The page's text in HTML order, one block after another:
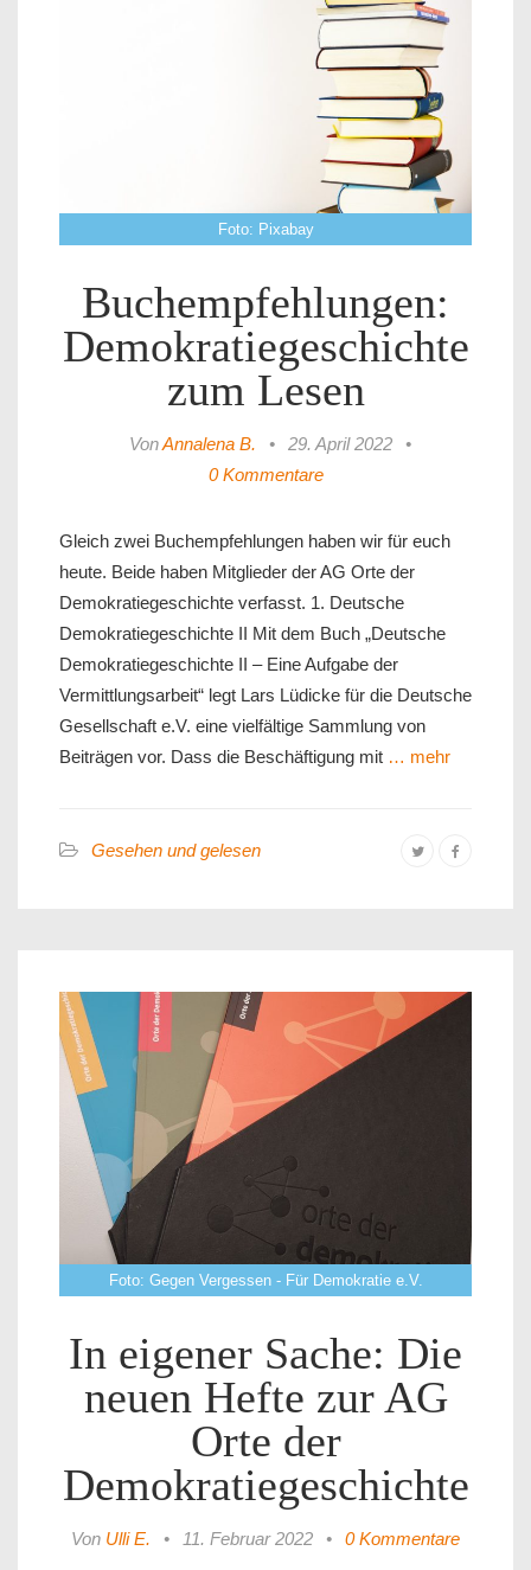
Foto: Pixabay
Buchempfehlungen:
Demokratiegeschichte
zum Lesen
VonAnnalena B. • 29. April 2022
•
0 Kommentare
Gleich zwei Buchempfehlungen haben wir für euch
heute. Beide haben Mitglieder der AG Orte der
Demokratiegeschichte verfasst. 1. Deutsche
Demokratiegeschichte II Mit dem Buch „Deutsche
Demokratiegeschichte II – Eine Aufgabe der
Vermittlungsarbeit“ legt Lars Lüdicke für die Deutsche
Gesellschaft e.V. eine vielfältige Sammlung von
Beiträgen vor. Dass die Beschäftigung mit … mehr
Gesehen und gelesen
Foto: Gegen Vergessen - Für Demokratie e.V.
In eigener Sache: Die
neuen Hefte zur AG
Orte der
Demokratiegeschichte
Von Ulli E. • 11. Februar 2022 • 0 Kommentare